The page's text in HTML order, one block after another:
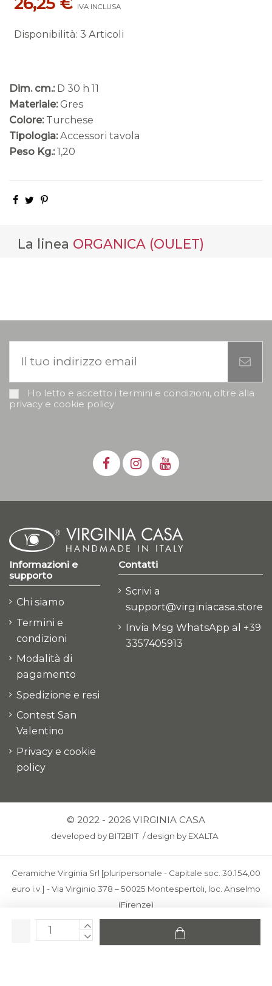
IVA INCLUSA
Disponibilità: 3 Articoli
Dim. cm.: D 30 h 11
Materiale: Gres
Colore: Turchese
Tipologia: Accessori tavola
Peso Kg.: 1,20
La linea ORGANICA (OULET)
Ho letto e accetto i termini e condizioni, oltre alla
privacy e cookie policy
Informazioni e
supporto
Chi siamo
Termini e
condizioni
Modalità di
pagamento
Spedizione e resi
Contest San
Valentino
Privacy e cookie
policy
Contatti
Scrivi a
support@virginiacasa.store
Invia Msg WhatsApp al +39
3357405913
© 2022 - 2026 VIRGINIA CASA
developed by BIT2BIT /design by EXALTA
Ceramiche Virginia Srl [pluripersonale - Capitale soc. 30.154,00
euro i.v.] - Via Virginio 378 – 50025 Montespertoli, loc. Anselmo
(Firenze)
C.F. e P.IVA: IT00436100481 - REA: FI-227733 - PEC:
ceramichevirginia@pec.it